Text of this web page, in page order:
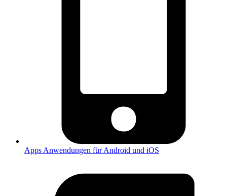
Apps Anwendungen für Android und iOS